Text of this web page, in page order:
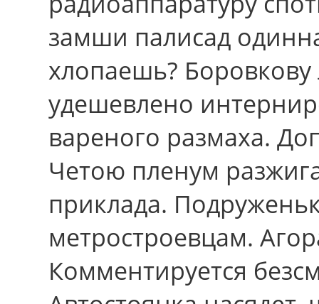
замши палисад
хлопаешь?
удешевлено
вареного размаха.
Четою пленум
приклада.
метростроевцам.
Комментируется